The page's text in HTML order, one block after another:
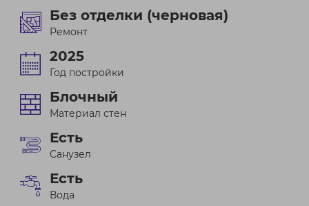
Без отделки (черновая)
Ремонт
2025
Год постройки
Блочный
Материал стен
Есть
Санузел
Есть
Вода